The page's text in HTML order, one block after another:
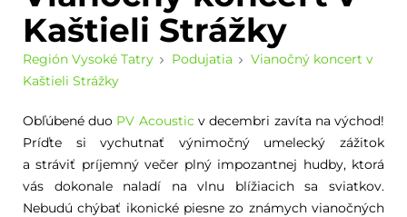
Kaštieli Strážky
Región Vysoké Tatry Podujatia
Vianočný koncert v
Kaštieli Strážky
Obľúbené duo PV Acoustic v decembri zavíta na východ!
Príďte si vychutnať výnimočný umelecký zážitok
a stráviť príjemný večer plný impozantnej hudby, ktorá
vás dokonale naladí na vlnu blížiacich sa sviatkov.
Nebudú chýbať ikonické piesne zo známych vianočných